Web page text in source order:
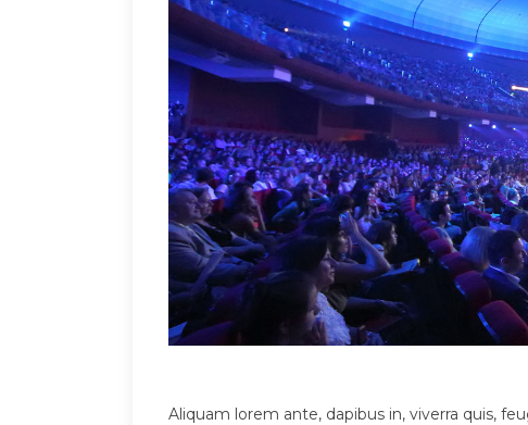
Aliquam lorem ante, dapibus in, viverra quis,